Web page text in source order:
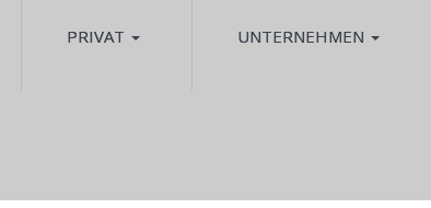
PRIVAT UNTERNEHMEN